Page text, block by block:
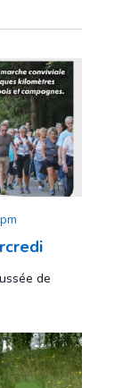
and
Navigation
de